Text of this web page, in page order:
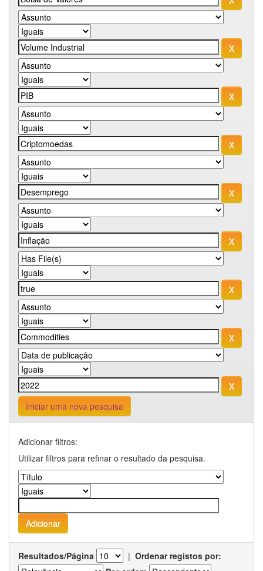
Iniciar uma nova pesquisa
Adicionar filtros:
Utilizar filtros para refinar o resultado da pesquisa.
Resultados/Página | Ordenar registos por: